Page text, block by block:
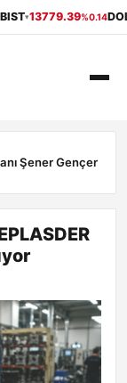
BIST▾13779.39%0.14
Şener Gençer